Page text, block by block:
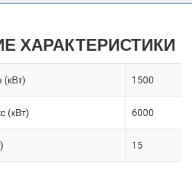
ХАРАКТЕРИСТИКИ
(кВт) 1500
(кВт) 6000
15